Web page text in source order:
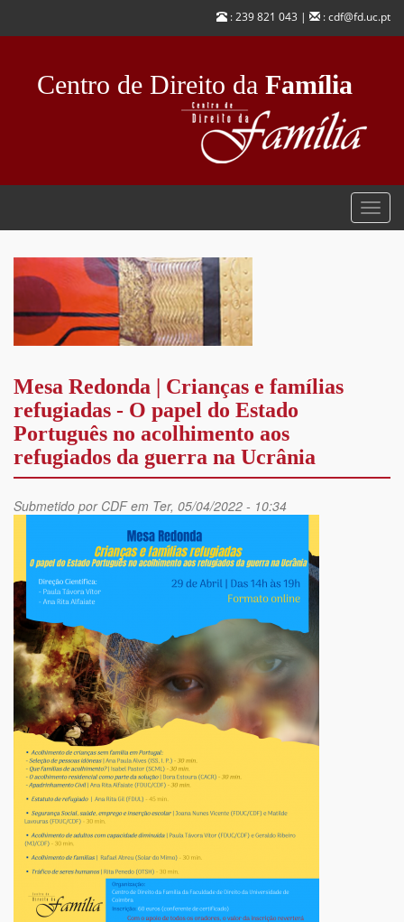
principal
: 239 821 043 | : cdf@fd.uc.pt
Centro de Direito da Família
Mesa Redonda | Crianças e famílias
refugiadas - O papel do Estado
Português no acolhimento aos
refugiados da guerra na Ucrânia
Submetido por CDFem Ter, 05/04/2022 - 10:34